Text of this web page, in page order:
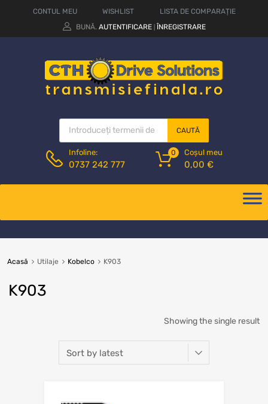
CONTUL MEU WISHLIST
LISTA DE COMPARAȚIE
BUNĂ. AUTENTIFICARE ÎNREGISTRARE
CAUTĂ
Infoline:
0737 242 777
Coșul meu
0,00 €
0
Acasă Utilaje Kobelco K903
K903
Showing the single result